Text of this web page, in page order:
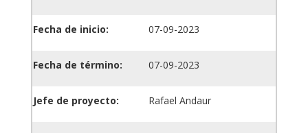
Fecha de inicio: 07-09-2023
Fecha de término: 07-09-2023
Jefe de proyecto: Rafael Andaur